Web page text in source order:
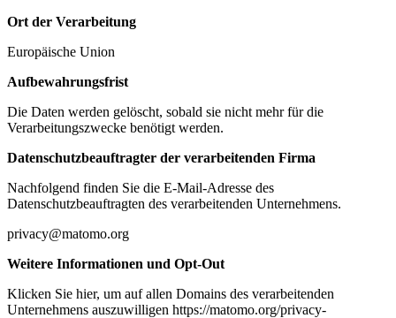
Ort der Verarbeitung
Europäische Union
Aufbewahrungsfrist
Die Daten werden gelöscht, sobald sie nicht mehr für die
Verarbeitungszwecke benötigt werden.
Datenschutzbeauftragter der verarbeitenden Firma
Nachfolgend finden Sie die E-Mail-Adresse des
Datenschutzbeauftragten des verarbeitenden Unternehmens.
privacy@matomo.org
Weitere Informationen und Opt-Out
Klicken Sie hier, um auf allen Domains des verarbeitenden
Unternehmens auszuwilligen https://matomo.org/privacy-